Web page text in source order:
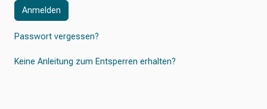
Passwort vergessen?
Keine Anleitung zum Entsperren erhalten?